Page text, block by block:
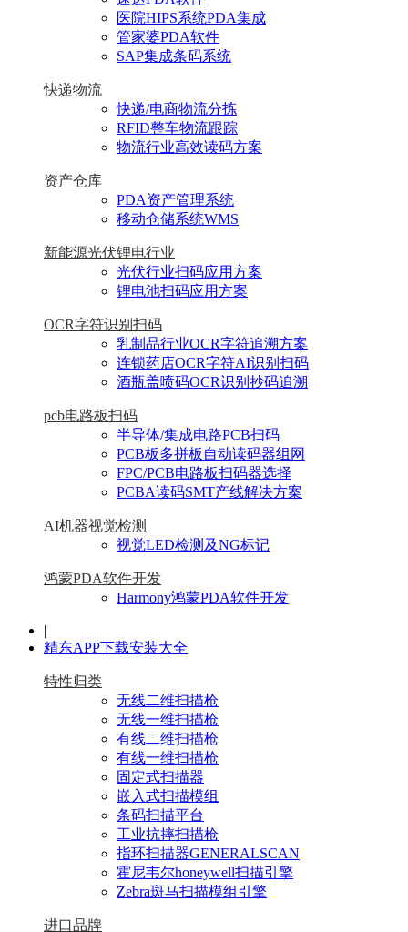
医院HIPS系统PDA集成
管家婆PDA软件
SAP集成条码系统
快递物流
快递/电商物流分拣
RFID整车物流跟踪
物流行业高效读码方案
资产仓库
PDA资产管理系统
移动仓储系统WMS
新能源光伏锂电行业
光伏行业扫码应用方案
锂电池扫码应用方案
OCR字符识别扫码
乳制品行业OCR字符追溯方案
连锁药店OCR字符AI识别扫码
酒瓶盖喷码OCR识别抄码追溯
pcb电路板扫码
半导体/集成电路PCB扫码
PCB板多拼板自动读码器组网
FPC/PCB电路板扫码器选择
PCBA读码SMT产线解决方案
AI机器视觉检测
视觉LED检测及NG标记
鸿蒙PDA软件开发
Harmony鸿蒙PDA软件开发
|
精东APP下载安装大全
特性归类
无线二维扫描枪
无线一维扫描枪
有线二维扫描枪
有线一维扫描枪
固定式扫描器
嵌入式扫描模组
条码扫描平台
工业抗摔扫描枪
指环扫描器GENERALSCAN
霍尼韦尔honeywell扫描引擎
Zebra斑马扫描模组引擎
进口品牌